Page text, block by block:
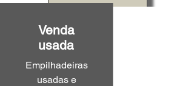
Venda
usada
Empilhadeiras
usadas e